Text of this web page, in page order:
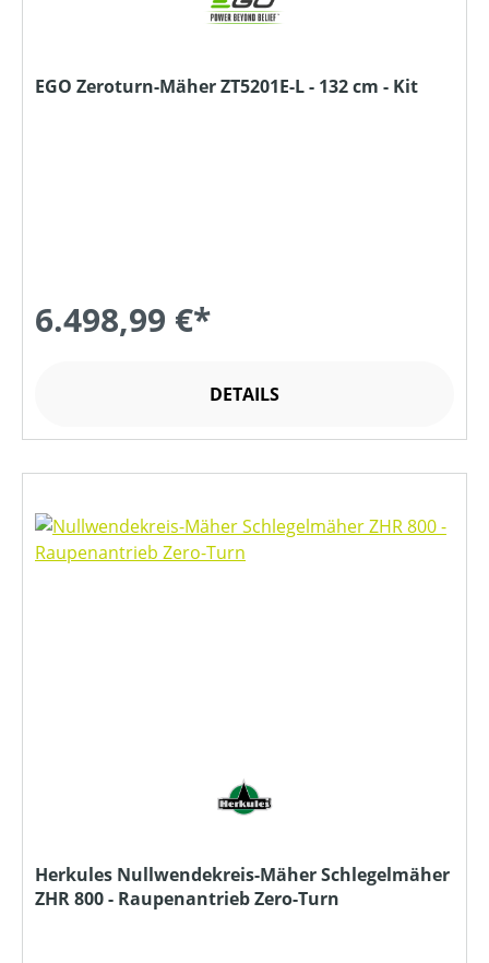
EGO Zeroturn-Mäher ZT5201E-L - 132 cm - Kit
6.498,99 €*
DETAILS
Herkules Nullwendekreis-Mäher Schlegelmäher
ZHR 800 - Raupenantrieb Zero-Turn